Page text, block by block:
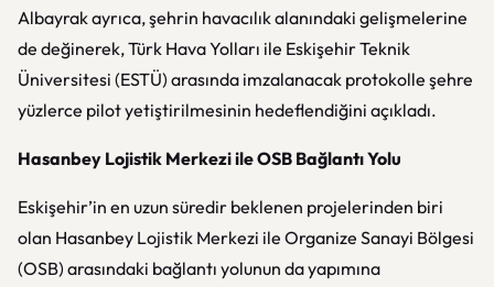
Albayrak ayrıca, şehrin havacılık alanındaki gelişmelerine
de değinerek, Türk Hava Yolları ile Eskişehir Teknik
Üniversitesi (ESTÜ) arasında imzalanacak protokolle şehre
yüzlerce pilot yetiştirilmesinin hedeflendiğini açıkladı.
Hasanbey Lojistik Merkezi ile OSB Bağlantı Yolu
Eskişehir’in en uzun süredir beklenen projelerinden biri
olan Hasanbey Lojistik Merkezi ile Organize Sanayi Bölgesi
(OSB) arasındaki bağlantı yolunun da yapımına